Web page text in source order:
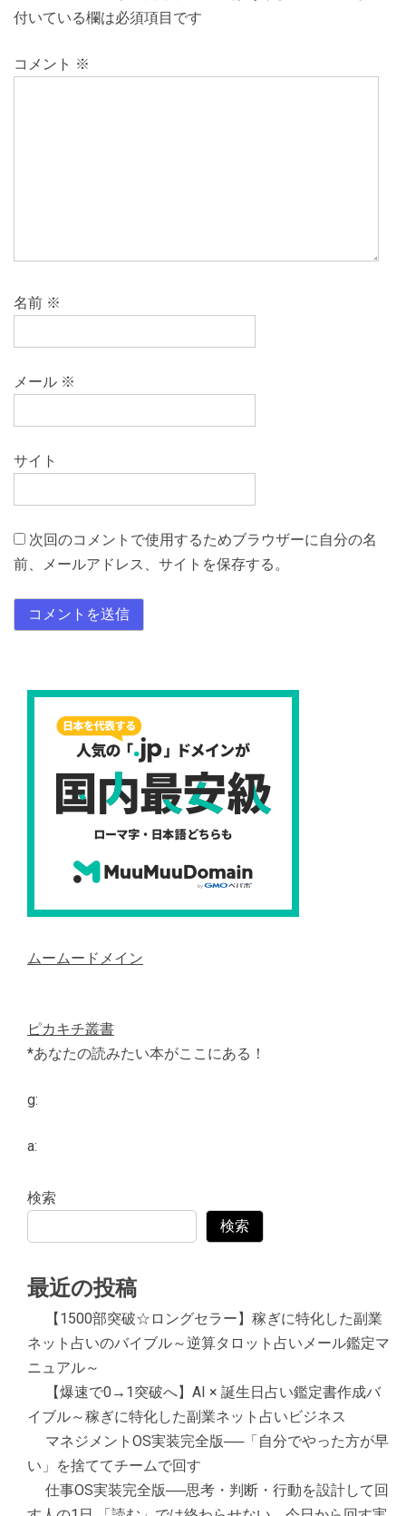
付いている欄は必須項目です
コメント ※
名前 ※
メール ※
サイト
次回のコメントで使用するためブラウザーに自分の名
前、メールアドレス、サイトを保存する。
ムームードメイン
ピカキチ叢書
*あなたの読みたい本がここにある！
g:
a:
検索
検索
最近の投稿
【1500部突破☆ロングセラー】稼ぎに特化した副業
ネット占いのバイブル～逆算タロット占いメール鑑定マ
ニュアル～
【爆速で0→1突破へ】AI × 誕生日占い鑑定書作成バ
イブル～稼ぎに特化した副業ネット占いビジネス
マネジメントOS実装完全版──「自分でやった方が早
い」を捨ててチームで回す
仕事OS実装完全版──思考・判断・行動を設計して回